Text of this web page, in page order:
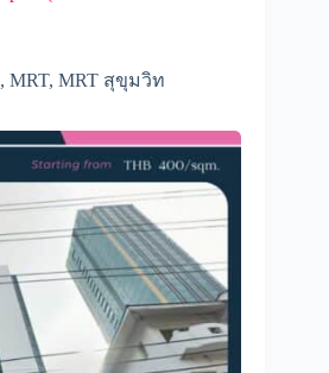
, MRT, MRT สุขุมวิท